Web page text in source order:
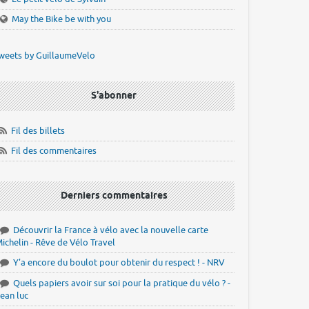
May the Bike be with you
by GuillaumeVelo
S'abonner
Fil des billets
Fil des commentaires
Derniers commentaires
Découvrir la France à vélo avec la nouvelle carte
- Rêve de Vélo Travel
Y'a encore du boulot pour obtenir du respect ! - NRV
Quels papiers avoir sur soi pour la pratique du vélo ? -
luc